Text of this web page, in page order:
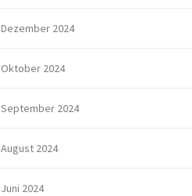
Dezember 2024
Oktober 2024
September 2024
August 2024
Juni 2024